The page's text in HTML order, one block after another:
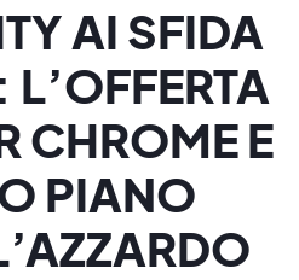
AI SFIDA
CHROME E
PIANO